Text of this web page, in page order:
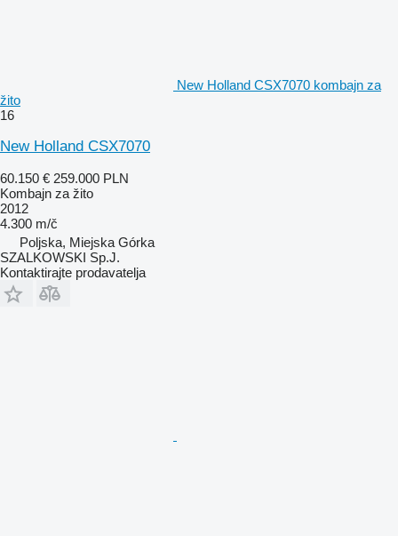
New Holland CSX7070 kombajn za
žito
16
New Holland CSX7070
60.150 € 259.000 PLN
Kombajn za žito
2012
4.300 m/č
Poljska, Miejska Górka
SZALKOWSKI Sp.J.
Kontaktirajte prodavatelja